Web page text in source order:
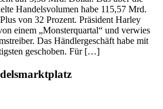
Handelsvolumen habe 115,57 Mrd.
von 32 Prozent. Präsident Harley
einem „Monsterquartal“ und verwies
Das Händlergeschäft habe mit
geschoben. Für […]